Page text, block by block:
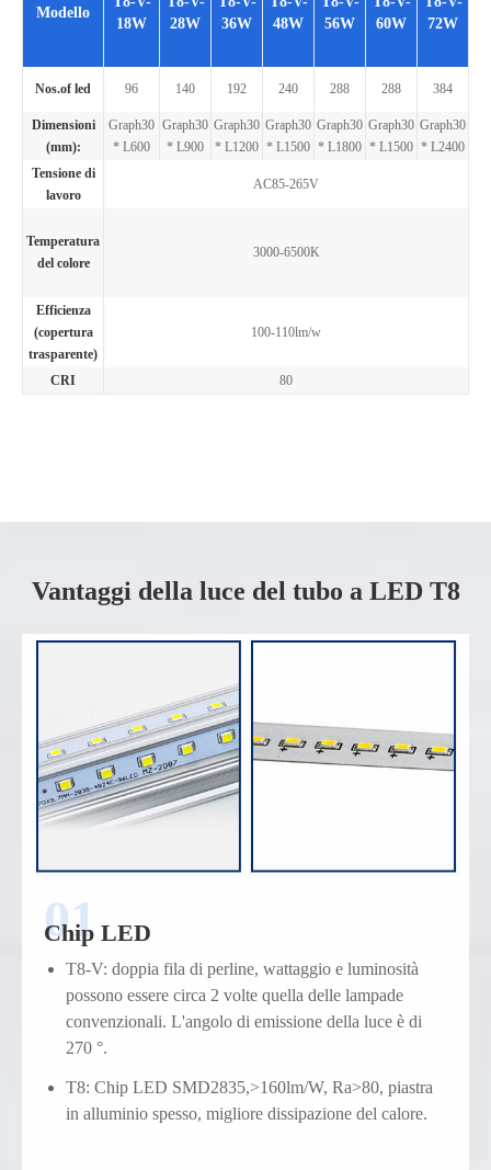
Modello
18W
28W
36W
48W
56W
60W
72W
Nos.of led 96 140 192 240 288 288 384
Dimensioni
(mm):
Graph30
* L600
Graph30
* L900
Graph30
* L1200
Graph30
* L1500
Graph30
* L1800
Graph30
* L1500
Graph30
* L2400
Tensione di
lavoro
AC85-265V
Temperatura
del colore
3000-6500K
Efficienza
(copertura
trasparente)
100-110lm/w
CRI 80
Vantaggi della luce del tubo a LED T8
Chip LED
T8-V: doppia fila di perline, wattaggio e luminosità
possono essere circa 2 volte quella delle lampade
convenzionali. L'angolo di emissione della luce è di
270 °.
T8: Chip LED SMD2835,>160lm/W, Ra>80, piastra
in alluminio spesso, migliore dissipazione del calore.